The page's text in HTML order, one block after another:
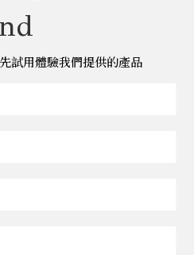
試用體驗我們提供的產品